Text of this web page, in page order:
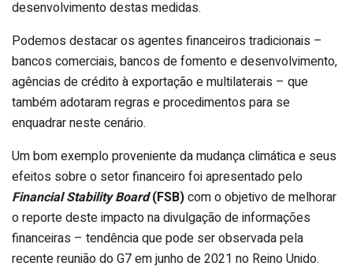
desenvolvimento destas medidas.
Podemos destacar os agentes financeiros tradicionais –
bancos comerciais, bancos de fomento e desenvolvimento,
agências de crédito à exportação e multilaterais – que
também adotaram regras e procedimentos para se
enquadrar neste cenário.
Um bom exemplo proveniente da mudança climática e seus
efeitos sobre o setor financeiro foi apresentado pelo
Financial Stability Board(FSB)com o objetivo de melhorar
o reporte deste impacto na divulgação de informações
financeiras – tendência que pode ser observada pela
recente reunião do G7 em junho de 2021 no Reino Unido.